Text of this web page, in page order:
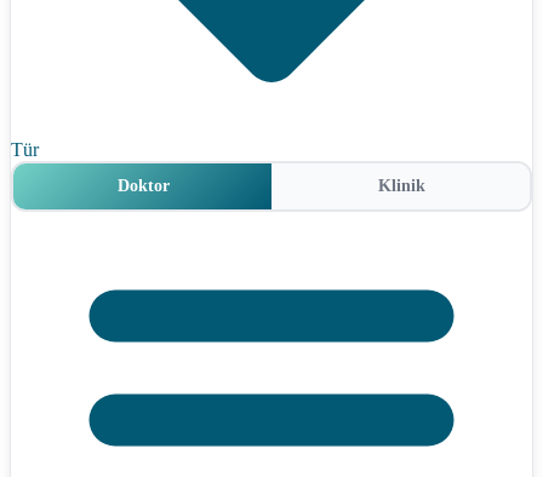
Tür
Doktor Klinik